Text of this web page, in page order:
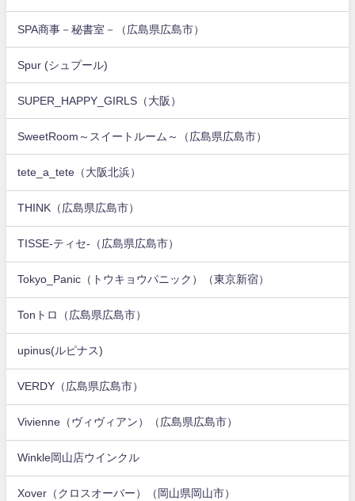
SPA商事－秘書室－（広島県広島市）
Spur (シュプール)
SUPER_HAPPY_GIRLS（大阪）
SweetRoom～スイートルーム～（広島県広島市）
tete_a_tete（大阪北浜）
THINK（広島県広島市）
TISSE-ティセ-（広島県広島市）
Tokyo_Panic（トウキョウパニック）（東京新宿）
Tonトロ（広島県広島市）
upinus(ルピナス)
VERDY（広島県広島市）
Vivienne（ヴィヴィアン）（広島県広島市）
Winkle岡山店ウインクル
Xover（クロスオーバー）（岡山県岡山市）